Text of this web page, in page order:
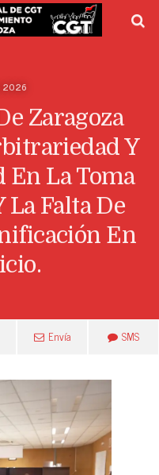
2026
Zaragoza
Y
La Toma
La Falta De
En
Envía SMS